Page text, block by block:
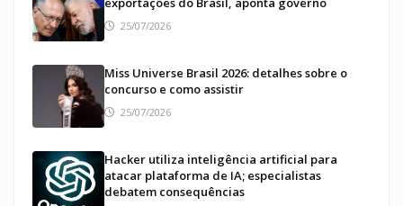
25/07/2026
Miss Universe Brasil 2026: detalhes sobre o
concurso e como assistir
25/07/2026
Hacker utiliza inteligência artificial para
atacar plataforma de IA; especialistas
debatem consequências